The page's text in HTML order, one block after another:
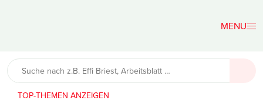
Lehrerfreund
TOP-THEMEN